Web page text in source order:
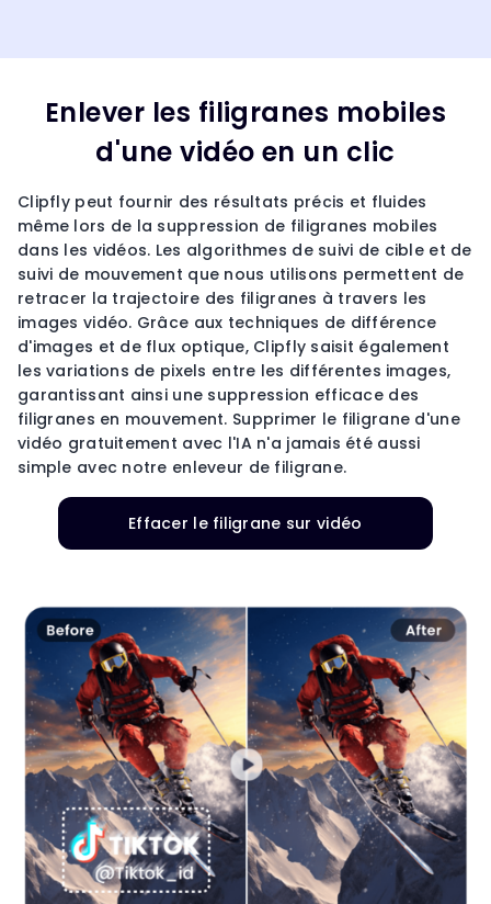
Enlever les filigranes mobiles
d'une vidéo en un clic
Clipfly peut fournir des résultats précis et fluides
même lors de la suppression de filigranes mobiles
dans les vidéos. Les algorithmes de suivi de cible et de
suivi de mouvement que nous utilisons permettent de
retracer la trajectoire des filigranes à travers les
images vidéo. Grâce aux techniques de différence
d'images et de flux optique, Clipfly saisit également
les variations de pixels entre les différentes images,
garantissant ainsi une suppression efficace des
filigranes en mouvement. Supprimer le filigrane d'une
vidéo gratuitement avec l'IA n'a jamais été aussi
simple avec notre enleveur de filigrane.
Effacer le filigrane sur vidéo